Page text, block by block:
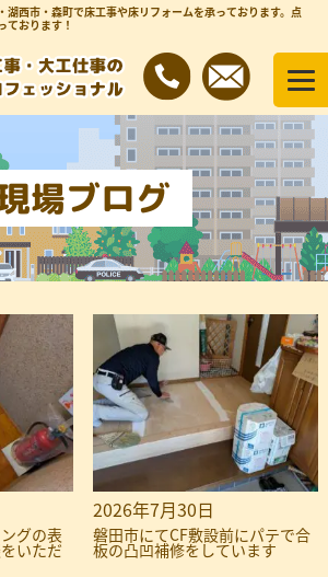
西市・森町で床工事や床リフォームを承っております。 点
ております！
場ブログ
グの表
いただ
2026年7月30日
磐田市にてCF敷設前にパテで合
板の凸凹補修をしています